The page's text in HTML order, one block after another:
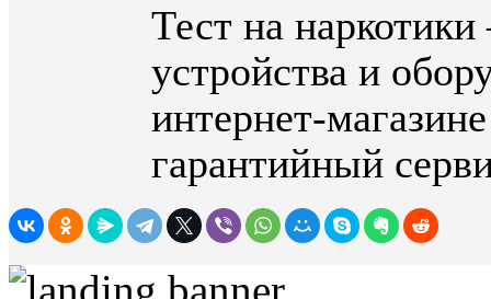
Тест на
устройства и
интернет-
гарантийный